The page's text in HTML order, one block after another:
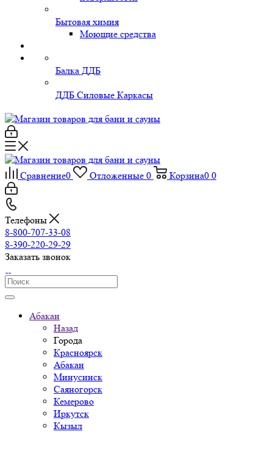
Бытовая химия
Моющие средства
Балка ДДБ
ДДБ Силовые Каркасы
Сравнение0 Отложенные 0 Корзина0 0
Телефоны
8-800-707-33-08
8-390-220-29-29
Заказать звонок
Абакан
Назад
Города
Красноярск
Абакан
Минусинск
Саяногорск
Кемерово
Иркутск
Кызыл